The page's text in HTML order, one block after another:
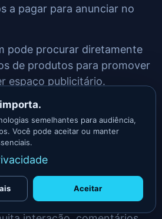
a pagar para anunciar no
pode procurar diretamente
de produtos para promover
espaço publicitário.
ou usar algum produto e
receber uma comissão pela
que pretende vender
mas também precisa
do seu blog antes.
semelhantes para audiência,
Você pode aceitar ou manter
Aceitar